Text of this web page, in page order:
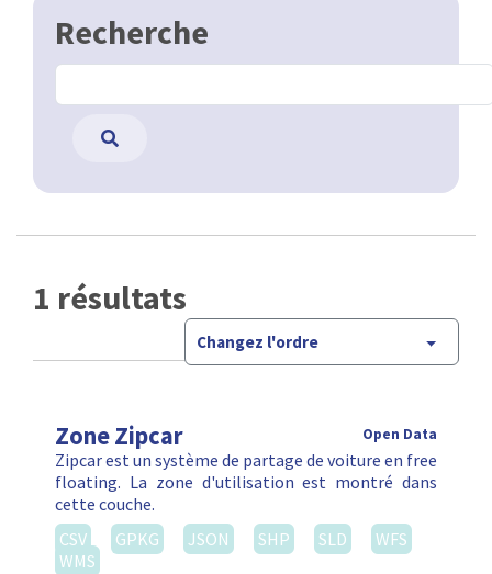
Recherche
1 résultats
Changez l'ordre
Zone Zipcar Open Data
Zipcar est un système de partage de voiture en free
floating. La zone d'utilisation est montré dans
cette couche.
CSV
GPKG JSON SHP SLD
WFS
WMS